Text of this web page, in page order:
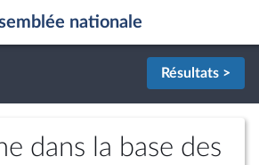
nationale
Résultats >
dans la base des